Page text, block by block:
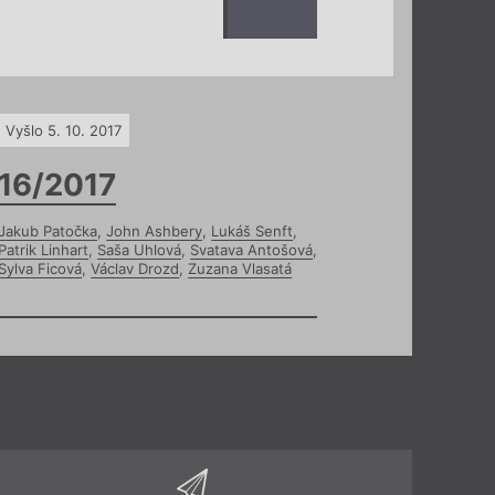
Vyšlo 5. 10. 2017
2017
Patočka, John Ashbery, Lukáš Senft,
Linhart, Saša Uhlová, Svatava Antošová,
Ficová, Václav Drozd, Zuzana Vlasatá